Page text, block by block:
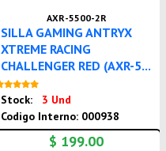
AXR-5500-2R
SILLA GAMING ANTRYX
XTREME RACING
CHALLENGER RED (AXR-5...
Stock:
3 Und
Codigo Interno: 000938
$ 199.00